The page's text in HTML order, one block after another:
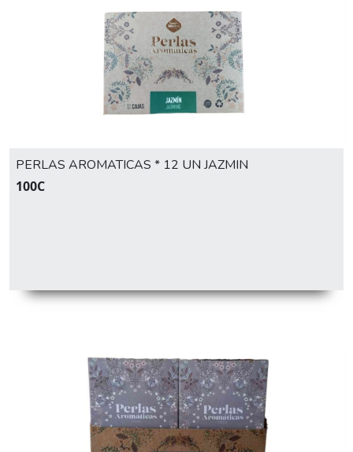
PERLAS AROMATICAS * 12 UN JAZMIN
100C